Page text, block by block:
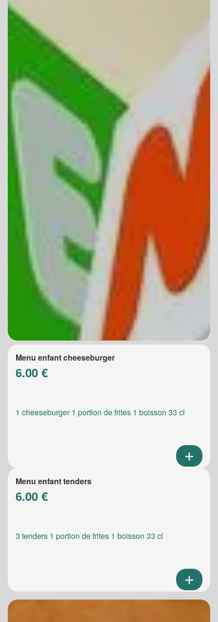
Menu enfant cheeseburger
6.00 €
1 cheeseburger 1 portion de frites 1 boisson 33 cl
Menu enfant tenders
6.00 €
3 tenders 1 portion de frites 1 boisson 33 cl